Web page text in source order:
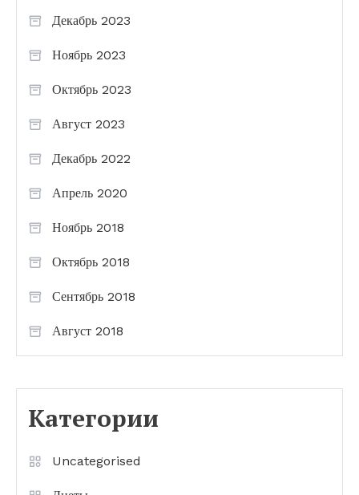
Декабрь 2023
Ноябрь 2023
Октябрь 2023
Август 2023
Декабрь 2022
Апрель 2020
Ноябрь 2018
Октябрь 2018
Сентябрь 2018
Август 2018
Категории
Uncategorised